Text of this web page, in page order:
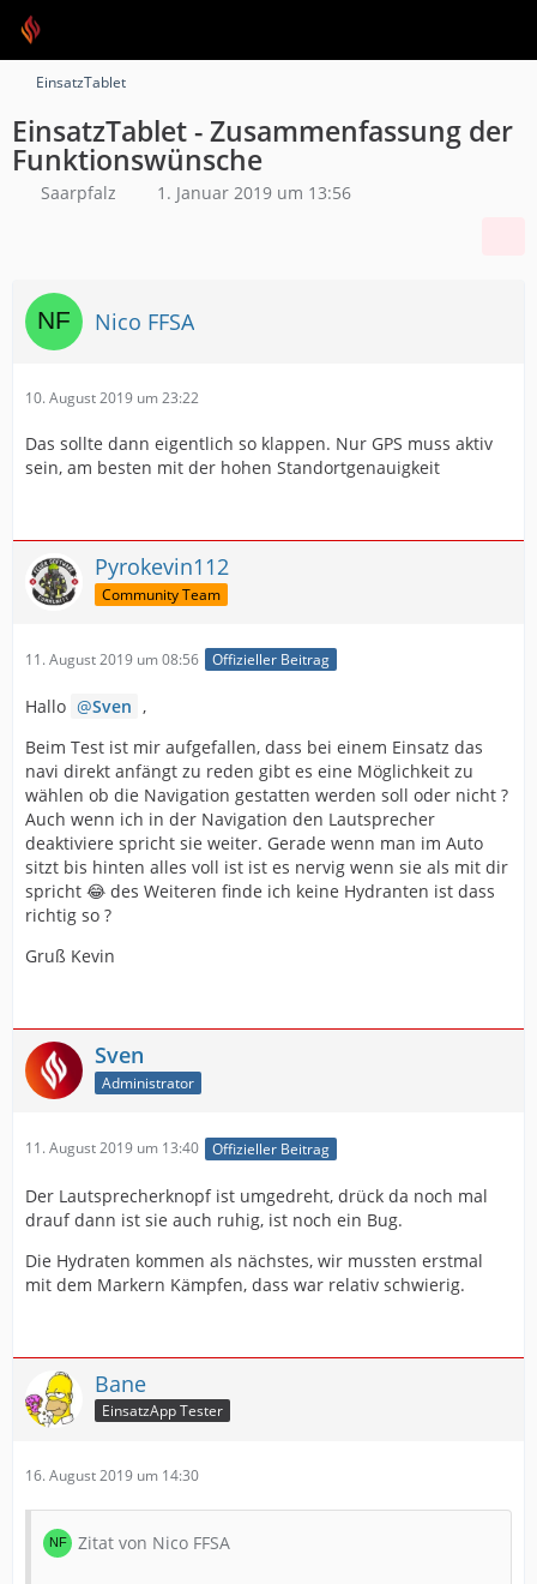
EinsatzTablet
EinsatzTablet - Zusammenfassung der
Funktionswünsche
Saarpfalz 1. Januar 2019 um 13:56
Nico FFSA
10. August 2019 um 23:22
Das sollte dann eigentlich so klappen. Nur GPS muss aktiv
sein, am besten mit der hohen Standortgenauigkeit
Pyrokevin112
Community Team
11. August 2019 um 08:56 Offizieller Beitrag
Hallo Sven ,
Beim Test ist mir aufgefallen, dass bei einem Einsatz das
navi direkt anfängt zu reden gibt es eine Möglichkeit zu
wählen ob die Navigation gestatten werden soll oder nicht ?
Auch wenn ich in der Navigation den Lautsprecher
deaktiviere spricht sie weiter. Gerade wenn man im Auto
sitzt bis hinten alles voll ist ist es nervig wenn sie als mit dir
spricht 😂 des Weiteren finde ich keine Hydranten ist dass
richtig so ?
Gruß Kevin
Sven
Administrator
11. August 2019 um 13:40 Offizieller Beitrag
Der Lautsprecherknopf ist umgedreht, drück da noch mal
drauf dann ist sie auch ruhig, ist noch ein Bug.
Die Hydraten kommen als nächstes, wir mussten erstmal
mit dem Markern Kämpfen, dass war relativ schwierig.
Bane
EinsatzApp Tester
16. August 2019 um 14:30
Zitat von Nico FFSA